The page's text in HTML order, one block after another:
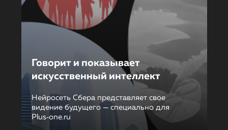
Говорит и показывает
искусственный интеллект
Нейросеть Сбера представляет свое
видение будущего — специально для
Plus‑one.ru